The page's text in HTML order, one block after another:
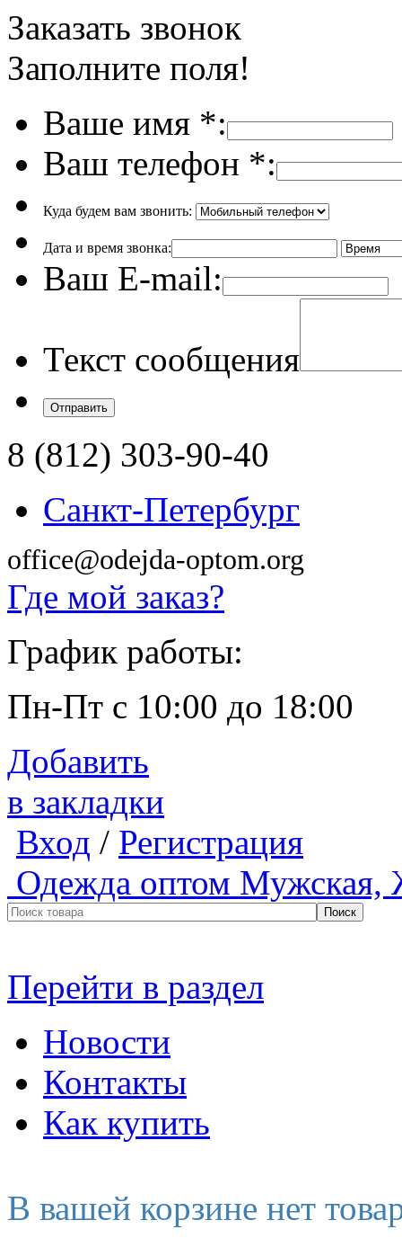
Заказать звонок
Заполните поля!
Ваше имя *:
Ваш телефон *:
Куда будем вам звонить:
Дата и время звонка:
Ваш E-mail:
Текст сообщения
8 (812) 303-90-40
Санкт-Петербург
office@odejda-optom.org
Где мой заказ?
График работы:
Пн-Пт с 10:00 до 18:00
Добавить
в закладки
Вход / Регистрация
Одежда оптом Мужская,
Перейти в раздел
Новости
Контакты
Как купить
В вашей корзине нет